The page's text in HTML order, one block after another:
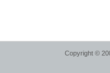
Copyright ©